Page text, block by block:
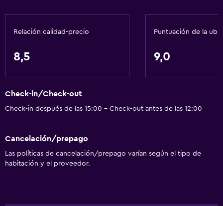
Utensilios de cocina
Tetera/cafetera
Cocineta
Servicios básicos
Relación calidad-precio
8,5
Puntuación de la
9,0
Check-in/Check-out
Check-in después de las 15:00 - Check-out antes de las 12:00
Cancelación/prepago
Las políticas de cancelación/prepago varían según el tipo de
habitación y el proveedor.